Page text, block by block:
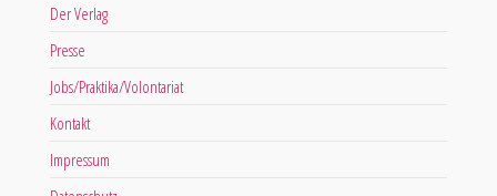
Der Verlag
Presse
Jobs/Praktika/Volontariat
Kontakt
Impressum